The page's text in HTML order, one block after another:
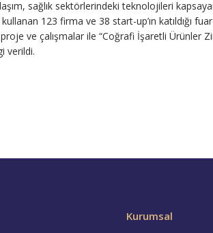
sağlık sektörlerindeki teknolojileri
123 firma ve 38 start-up’ın katıldığı
ve çalışmalar ile “Coğrafi İşaretli Ürünler
verildi.
Kurumsal